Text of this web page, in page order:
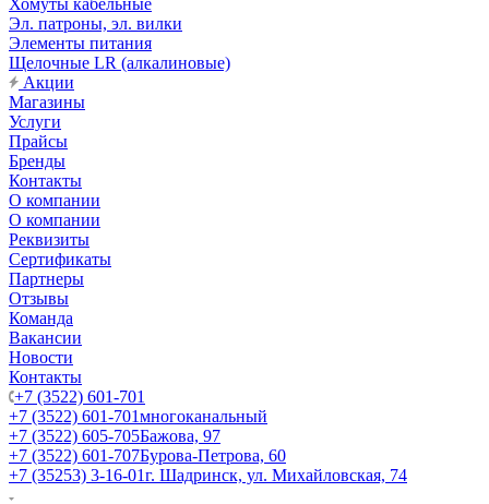
Хомуты кабельные
Эл. патроны, эл. вилки
Элементы питания
Щелочные LR (алкалиновые)
Акции
Магазины
Услуги
Прайсы
Бренды
Контакты
О компании
О компании
Реквизиты
Сертификаты
Партнеры
Отзывы
Команда
Вакансии
Новости
Контакты
+7 (3522) 601-701
+7 (3522) 601-701многоканальный
+7 (3522) 605-705Бажова, 97
+7 (3522) 601-707Бурова-Петрова, 60
+7 (35253) 3-16-01г. Шадринск, ул. Михайловская, 74